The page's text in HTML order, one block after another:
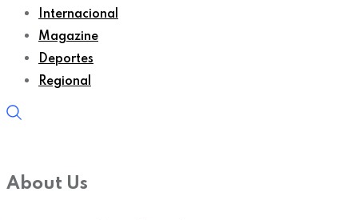
Internacional
Magazine
Deportes
Regional
About Us